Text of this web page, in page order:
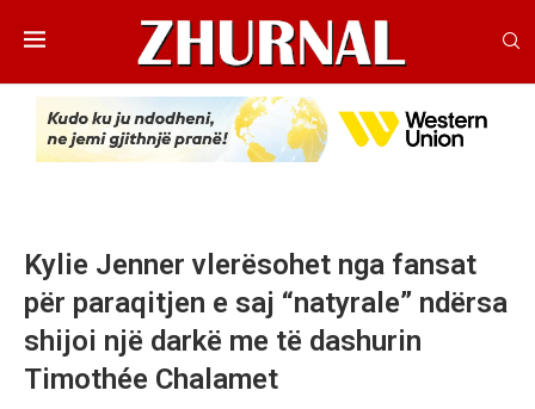
Kylie Jenner vlerësohet nga fansat
për paraqitjen e saj “natyrale” ndërsa
shijoi një darkë me të dashurin
Timothée Chalamet